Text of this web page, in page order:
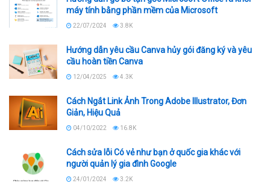
máy tính bằng phần mềm của Microsoft
22/07/2024 3.8K
Hướng dẫn yêu cầu Canva hủy gói đăng ký và yêu
cầu hoàn tiền Canva
12/04/2025 4.3K
Cách Ngắt Link Ảnh Trong Adobe Illustrator, Đơn
Giản, Hiệu Quả
04/10/2022 16.8K
Cách sửa lỗi Có vẻ như bạn ở quốc gia khác với
người quản lý gia đình Google
24/01/2024 3.2K